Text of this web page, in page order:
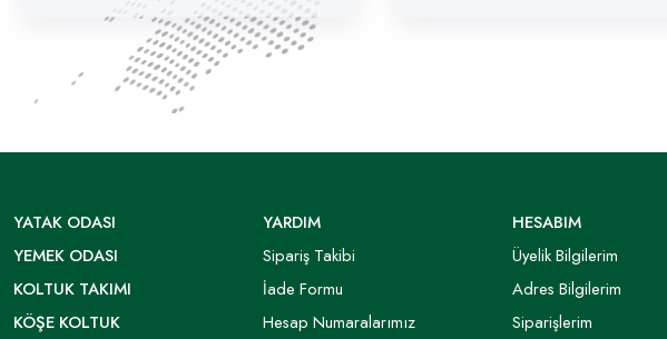
YATAK ODASI
YEMEK ODASI
KOLTUK TAKIMI
KÖŞE KOLTUK
YARDIM
Sipariş Takibi
İade Formu
Hesap Numaralarımız
HESABIM
Üyelik Bilgilerim
Adres Bilgilerim
Siparişlerim